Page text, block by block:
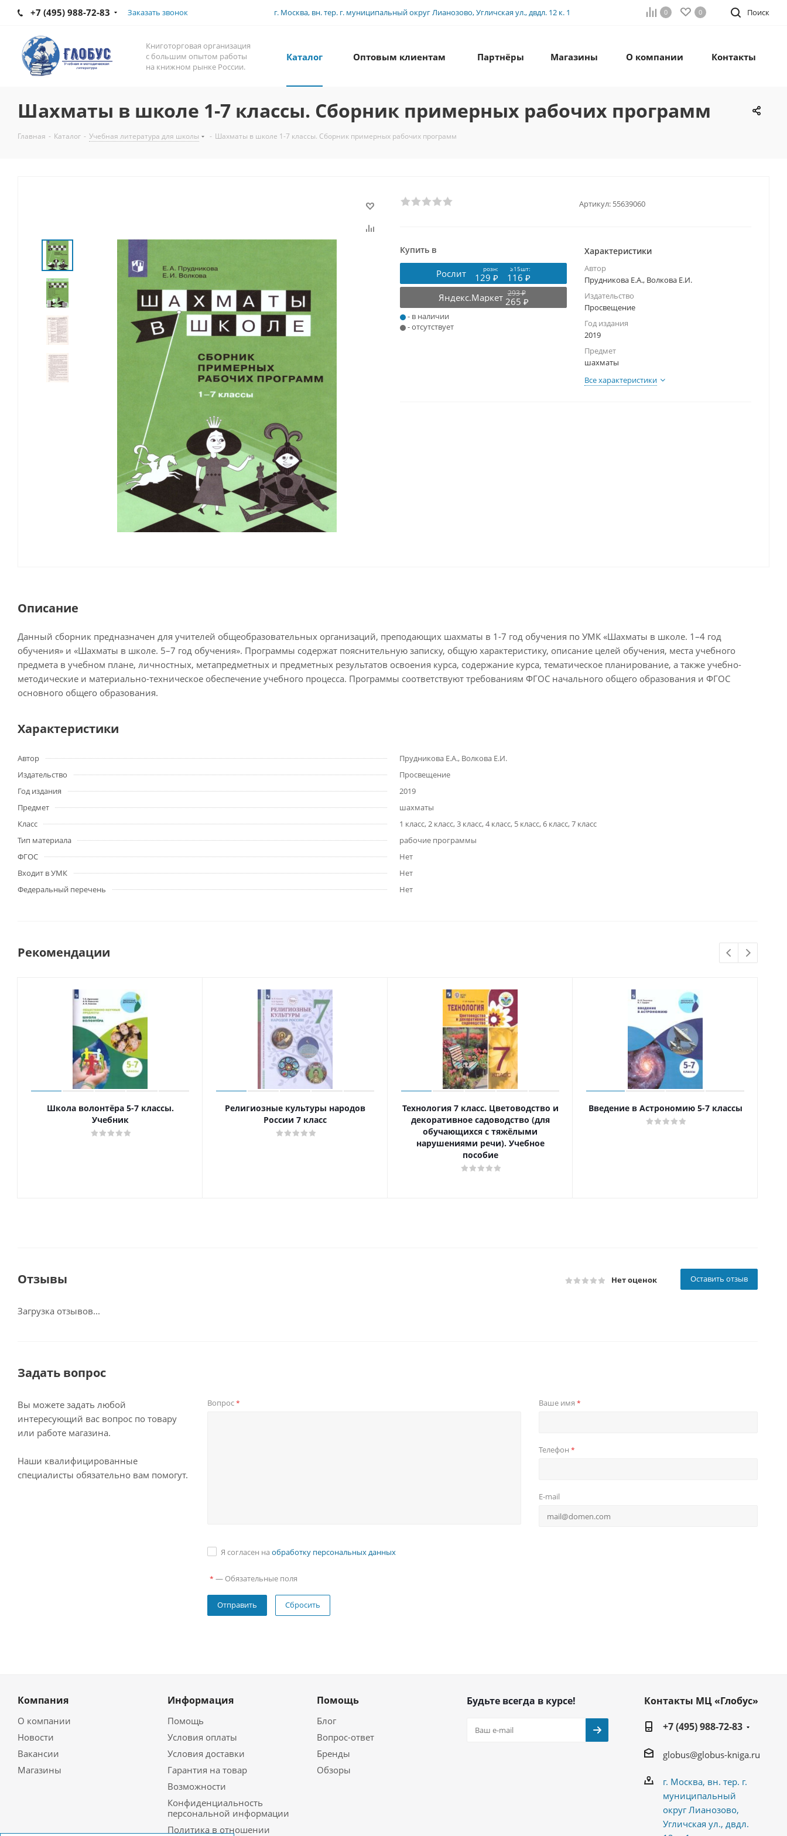
+7 (495) 988-72-83 Заказать звонок г. Москва, вн. тер. г. муниципальный округ Лианозово, Угличская ул., двдл. 12 к. 1 Поиск
0 0
Книготорговая организация
с большим опытом работы
на книжном рынке России.
Каталог Оптовым клиентам Партнёры Магазины О компании Контакты
Шахматы в школе 1-7 классы. Сборник примерных рабочих программ
Главная - Каталог - Учебная литература для школы - Шахматы в школе 1-7 классы. Сборник примерных рабочих программ
Артикул: 55639060
Купить в
Рослит розн: ≥15шт:
129 ₽
116 ₽
Яндекс.Маркет 293 ₽
265 ₽
- в наличии
- отсутствует
Характеристики
Автор
Прудникова Е.А., Волкова Е.И.
Издательство
Просвещение
Год издания
2019
Предмет
шахматы
Все характеристики
Описание
Данный сборник предназначен для учителей общеобразовательных организаций, преподающих шахматы в 1-7 год обучения по УМК «Шахматы в школе. 1–4 год
обучения» и «Шахматы в школе. 5–7 год обучения». Программы содержат пояснительную записку, общую характеристику, описание целей обучения, места учебного
предмета в учебном плане, личностных, метапредметных и предметных результатов освоения курса, содержание курса, тематическое планирование, а также учебно-
методические и материально-техническое обеспечение учебного процесса. Программы соответствуют требованиям ФГОС начального общего образования и ФГОС
основного общего образования.
Характеристики
Автор
Прудникова Е.А., Волкова Е.И.
Издательство
Просвещение
Год издания
2019
Предмет
шахматы
Класс
1 класс, 2 класс, 3 класс, 4 класс, 5 класс, 6 класс, 7 класс
Тип материала
рабочие программы
ФГОС
Нет
Входит в УМК
Нет
Федеральный перечень
Нет
Рекомендации
Школа волонтёра 5-7 классы.
Учебник
Религиозные культуры народов
России 7 класс
Технология 7 класс. Цветоводство и
декоративное садоводство (для
обучающихся с тяжёлыми
нарушениями речи). Учебное
пособие
Введение в Астрономию 5-7 классы
Отзывы Нет оценок Оставить отзыв
Загрузка отзывов...
Задать вопрос
Вы можете задать любой
интересующий вас вопрос по товару
или работе магазина.
Наши квалифицированные
специалисты обязательно вам помогут.
Вопрос* Ваше имя *
Телефон *
E-mail
Я согласен на обработку персональных данных
* — Обязательные поля
Сбросить
Компания
О компании
Новости
Вакансии
Магазины
Информация
Помощь
Условия оплаты
Условия доставки
Гарантия на товар
Возможности
Конфиденциальность
персональной информации
Политика в отношении
Помощь
Блог
Вопрос-ответ
Бренды
Обзоры
Будьте всегда в курсе!
Контакты МЦ «Глобус»
+7 (495) 988-72-83
globus@globus-kniga.ru
г. Москва, вн. тер. г.
муниципальный
округ Лианозово,
Угличская ул., двдл.